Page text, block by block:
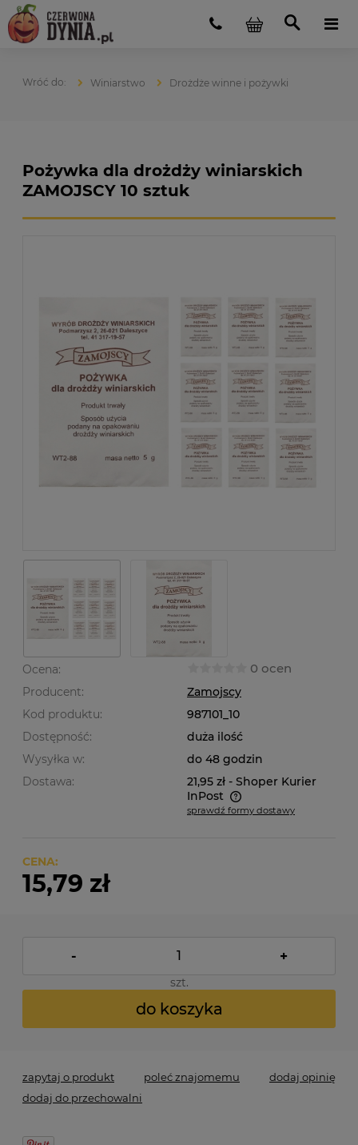
Winiarstwo Drożdże winne i pożywki
Pożywka dla drożdży winiarskich
ZAMOJSCY 10 sztuk
Ocena: 0 ocen
Producent:
Zamojscy
Kod produktu:
987101_10
Dostępność:
duża ilość
Wysyłka w:
do 48 godzin
Dostawa:
21,95 zł - Shoper Kurier
InPost
Cena nie zawiera ewentualnych kosztów płatności
sprawdź formy dostawy
CENA:
15,79 zł
- +
szt.
do koszyka
zapytaj o produkt poleć znajomemu
dodaj opinię
dodaj do przechowalni